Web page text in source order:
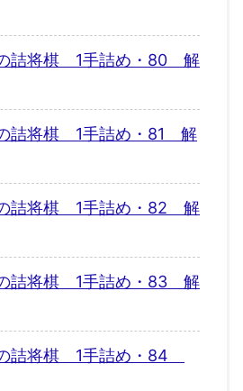
詰将棋 1手詰め・80 解
詰将棋 1手詰め・81 解
詰将棋 1手詰め・82 解
詰将棋 1手詰め・83 解
詰将棋 1手詰め・84